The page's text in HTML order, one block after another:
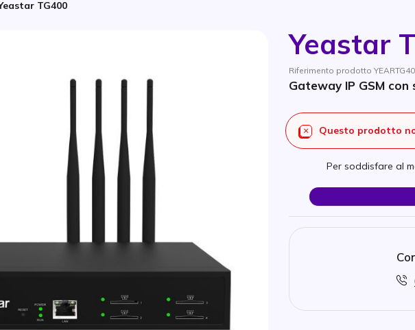
TG400
Yeastar
Riferimento prodotto
Gateway IP GSM
Questo prodotto
Per soddisfare al